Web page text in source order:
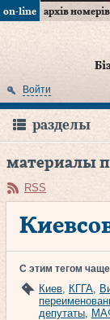
on-line архів номерів
Войти
разделы
материалы
RSS
С этим тегом
Киев, КГГА,
депутаты,